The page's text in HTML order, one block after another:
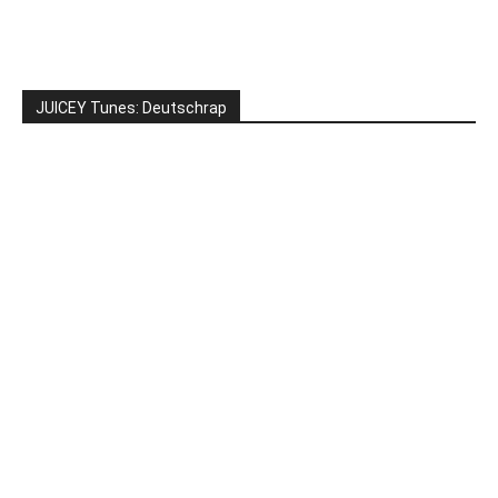
JUICEY Tunes: Deutschrap